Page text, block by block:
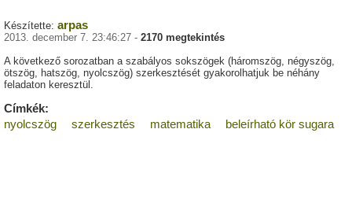
Készítette: arpas
2013. december 7. 23:46:27 - 2170 megtekintés
A következő sorozatban a szabályos sokszögek (háromszög, négyszög,
ötszög, hatszög, nyolcszög) szerkesztését gyakorolhatjuk be néhány
feladaton keresztül.
Címkék:
nyolcszög
szerkesztés matematika beleírható kör sugara